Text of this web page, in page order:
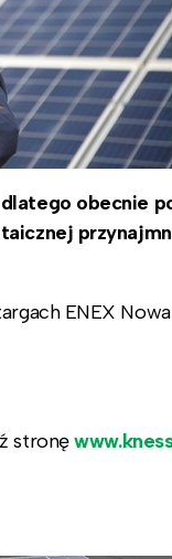
obecnie
ENEX
stronę